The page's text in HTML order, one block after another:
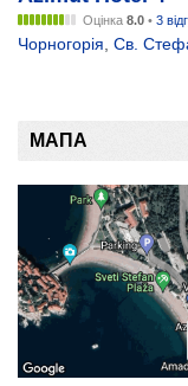
Оцінка 8.0 • 3
Чорногорія Св.
МАПА